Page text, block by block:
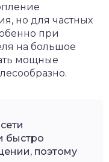
но для частных
при
на большое
мощные
быстро
поэтому